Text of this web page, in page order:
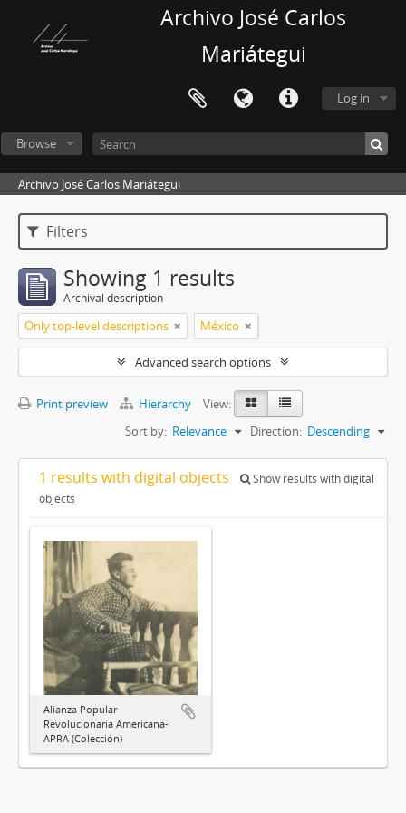
Archivo José Carlos
Mariátegui
Log in
Browse
Archivo José Carlos Mariátegui
Filters
Showing 1 results
Archival description
Only top-level descriptions México
Advanced search options
Print preview Hierarchy
View:
Sort by: Relevance Direction: Descending
1 results with digital objects
Show results with digital
objects
Alianza Popular
Revolucionaria Americana-
APRA (Colección)